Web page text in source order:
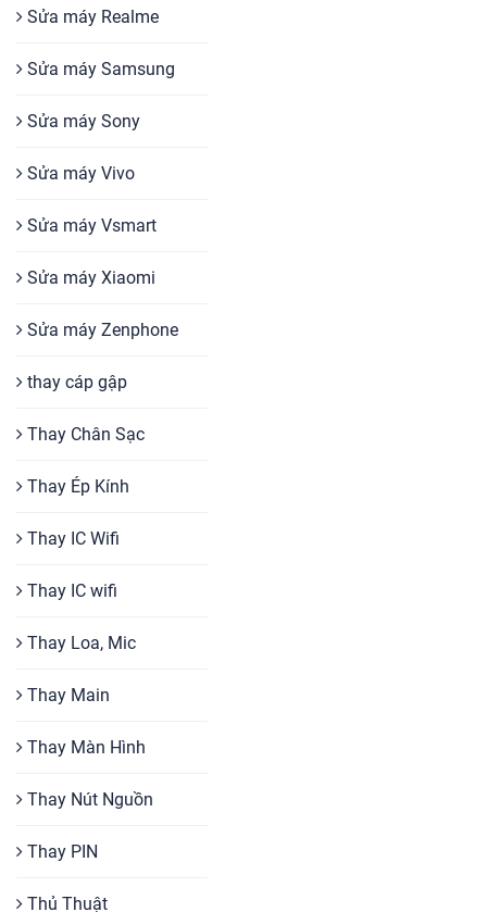
Sửa máy Realme
Sửa máy Samsung
Sửa máy Sony
Sửa máy Vivo
Sửa máy Vsmart
Sửa máy Xiaomi
Sửa máy Zenphone
thay cáp gập
Thay Chân Sạc
Thay Ép Kính
Thay IC Wifi
Thay IC wifi
Thay Loa, Mic
Thay Main
Thay Màn Hình
Thay Nút Nguồn
Thay PIN
Thủ Thuật